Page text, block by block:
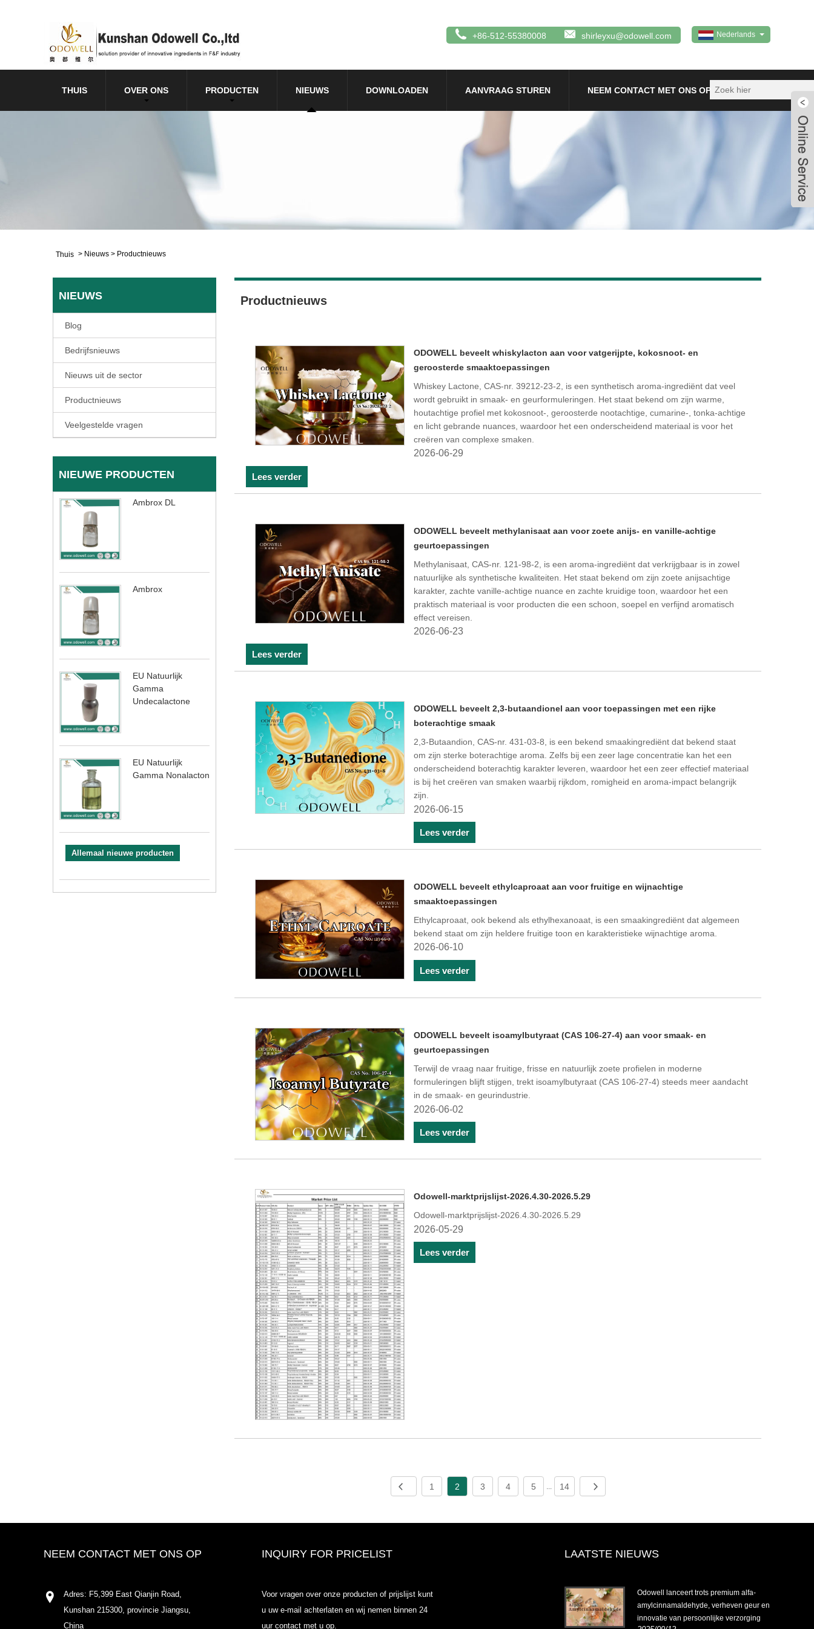
Nederlands
+86-512-55380008 shirleyxu@odowell.com
THUIS OVER ONS PRODUCTEN NIEUWS DOWNLOADEN AANVRAAG STUREN NEEM CONTACT MET ONS OP
Thuis > Nieuws > Productnieuws
NIEUWS
Blog
Bedrijfsnieuws
Nieuws uit de sector
Productnieuws
Veelgestelde vragen
NIEUWE PRODUCTEN
Ambrox DL
Ambrox
EU Natuurlijk
Gamma
Undecalactone
EU Natuurlijk
Gamma Nonalacton
Allemaal nieuwe producten
Productnieuws
ODOWELL beveelt whiskylacton aan voor vatgerijpte, kokosnoot- en
geroosterde smaaktoepassingen
Whiskey Lactone, CAS-nr. 39212-23-2, is een synthetisch aroma-ingrediënt dat veel
wordt gebruikt in smaak- en geurformuleringen. Het staat bekend om zijn warme,
houtachtige profiel met kokosnoot-, geroosterde nootachtige, cumarine-, tonka-achtige
en licht gebrande nuances, waardoor het een onderscheidend materiaal is voor het
creëren van complexe smaken.
2026-06-29
Lees verder
ODOWELL beveelt methylanisaat aan voor zoete anijs- en vanille-achtige
geurtoepassingen
Methylanisaat, CAS-nr. 121-98-2, is een aroma-ingrediënt dat verkrijgbaar is in zowel
natuurlijke als synthetische kwaliteiten. Het staat bekend om zijn zoete anijsachtige
karakter, zachte vanille-achtige nuance en zachte kruidige toon, waardoor het een
praktisch materiaal is voor producten die een schoon, soepel en verfijnd aromatisch
effect vereisen.
2026-06-23
Lees verder
ODOWELL beveelt 2,3-butaandionel aan voor toepassingen met een rijke
boterachtige smaak
2,3-Butaandion, CAS-nr. 431-03-8, is een bekend smaakingrediënt dat bekend staat
om zijn sterke boterachtige aroma. Zelfs bij een zeer lage concentratie kan het een
onderscheidend boterachtig karakter leveren, waardoor het een zeer effectief materiaal
is bij het creëren van smaken waarbij rijkdom, romigheid en aroma-impact belangrijk
zijn.
2026-06-15
Lees verder
ODOWELL beveelt ethylcaproaat aan voor fruitige en wijnachtige
smaaktoepassingen
Ethylcaproaat, ook bekend als ethylhexanoaat, is een smaakingrediënt dat algemeen
bekend staat om zijn heldere fruitige toon en karakteristieke wijnachtige aroma.
2026-06-10
Lees verder
ODOWELL beveelt isoamylbutyraat (CAS 106-27-4) aan voor smaak- en
geurtoepassingen
Terwijl de vraag naar fruitige, frisse en natuurlijk zoete profielen in moderne
formuleringen blijft stijgen, trekt isoamylbutyraat (CAS 106-27-4) steeds meer aandacht
in de smaak- en geurindustrie.
2026-06-02
Lees verder
Odowell-marktprijslijst-2026.4.30-2026.5.29
Odowell-marktprijslijst-2026.4.30-2026.5.29
2026-05-29
Lees verder
1 2 3 4 5 ... 14
NEEM CONTACT MET ONS OP
Adres: F5,399 East Qianjin Road,
Kunshan 215300, provincie Jiangsu,
China
INQUIRY FOR PRICELIST
Voor vragen over onze producten of prijslijst kunt
u uw e-mail achterlaten en wij nemen binnen 24
uur contact met u op.
LAATSTE NIEUWS
Odowell-Market Prijslijst-2025.6.14-
Odowell lanceert trots premium alfa-
amylcinnamaldehyde, verheven geur en
innovatie van persoonlijke verzorging